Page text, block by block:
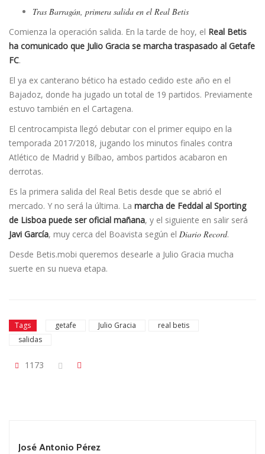
Tras Barragán, primera salida en el Real Betis
Comienza la operación salida. En la tarde de hoy, el Real Betis
ha comunicado que Julio Gracia se marcha traspasado al Getafe
FC.
El ya ex canterano bético ha estado cedido este año en el
Bajadoz, donde ha jugado un total de 19 partidos. Previamente
estuvo también en el Cartagena.
El centrocampista llegó debutar con el primer equipo en la
temporada 2017/2018, jugando los minutos finales contra
Atlético de Madrid y Bilbao, ambos partidos acabaron en
derrotas.
Es la primera salida del Real Betis desde que se abrió el
mercado. Y no será la última. La marcha de Feddal al Sporting
de Lisboa puede ser oficial mañana, y el siguiente en salir será
Javi García, muy cerca del Boavista según el Diario Record.
Desde Betis.mobi queremos desearle a Julio Gracia mucha
suerte en su nueva etapa.
Tags getafe Julio Gracia
real betis
salidas
1173
José Antonio Pérez